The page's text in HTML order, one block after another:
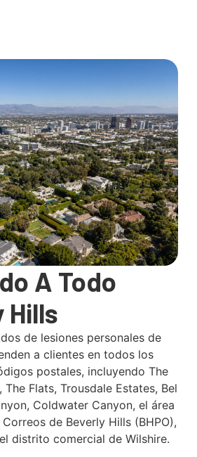
A Todo
Hills
de lesiones personales de
a clientes en todos los
postales, incluyendo The
The Flats, Trousdale Estates, Bel
Coldwater Canyon, el área
de Beverly Hills (BHPO),
distrito comercial de Wilshire.